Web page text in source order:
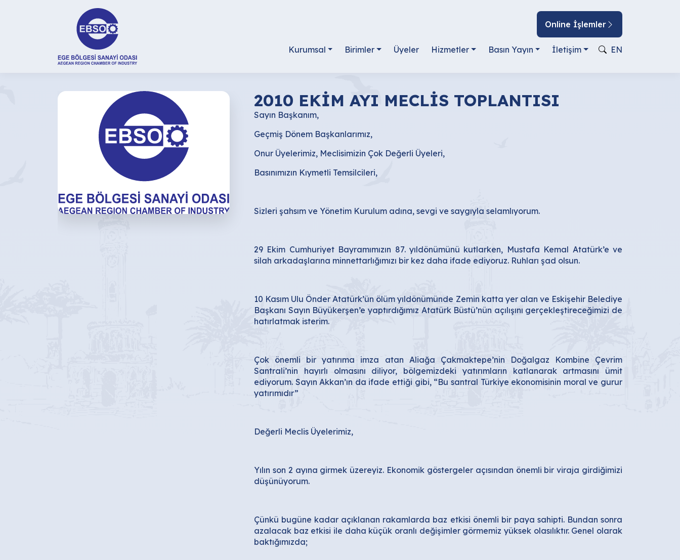
Online İşlemler
Kurumsal Birimler Üyeler Hizmetler Basın Yayın İletişim EN
2010 EKİM AYI MECLİS TOPLANTISI
Sayın Başkanım,
Geçmiş Dönem Başkanlarımız,
Onur Üyelerimiz, Meclisimizin Çok Değerli Üyeleri,
Basınımızın Kıymetli Temsilcileri,
Sizleri şahsım ve Yönetim Kurulum adına, sevgi ve saygıyla selamlıyorum.
29 Ekim Cumhuriyet Bayramımızın 87. yıldönümünü kutlarken, Mustafa Kemal Atatürk’e ve
silah arkadaşlarına minnettarlığımızı bir kez daha ifade ediyoruz. Ruhları şad olsun.
10 Kasım Ulu Önder Atatürk’ün ölüm yıldönümünde Zemin katta yer alan ve Eskişehir Belediye
Başkanı Sayın Büyükerşen’e yaptırdığımız Atatürk Büstü’nün açılışını gerçekleştireceğimizi de
hatırlatmak isterim.
Çok önemli bir yatırıma imza atan Aliağa Çakmaktepe’nin Doğalgaz Kombine Çevrim
Santrali’nin hayırlı olmasını diliyor, bölgemizdeki yatırımların katlanarak artmasını ümit
ediyorum. Sayın Akkan’ın da ifade ettiği gibi, “Bu santral Türkiye ekonomisinin moral ve gurur
yatırımıdır”
Değerli Meclis Üyelerimiz,
Yılın son 2 ayına girmek üzereyiz. Ekonomik göstergeler açısından önemli bir viraja girdiğimizi
düşünüyorum.
Çünkü bugüne kadar açıklanan rakamlarda baz etkisi önemli bir paya sahipti. Bundan sonra
azalacak baz etkisi ile daha küçük oranlı değişimler görmemiz yüksek olasılıktır. Genel olarak
baktığımızda;